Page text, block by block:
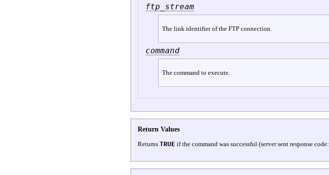
ftp_stream
The link identifier of the FTP connection.
command
The command to execute.
Return Values
Returns TRUE if the command was successful (server sent response code: